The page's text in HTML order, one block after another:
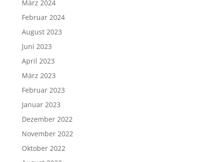
März 2024
Februar 2024
August 2023
Juni 2023
April 2023
März 2023
Februar 2023
Januar 2023
Dezember 2022
November 2022
Oktober 2022